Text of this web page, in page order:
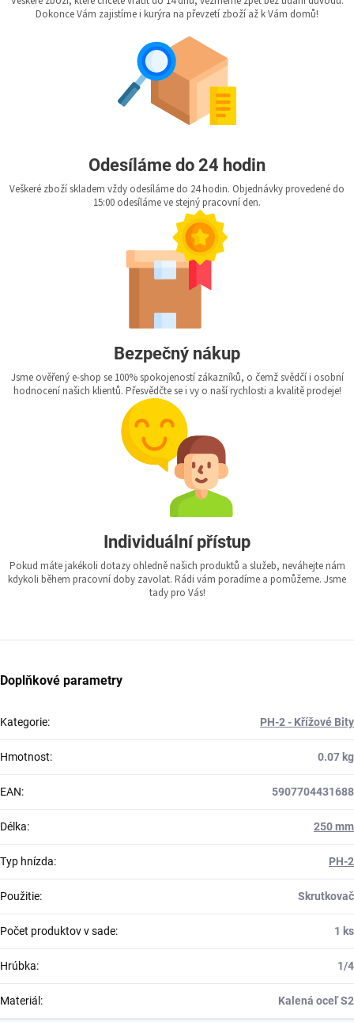
Dokonce Vám zajistíme i kurýra na převzetí zboží až k Vám domů!
Odesíláme do 24 hodin
Veškeré zboží skladem vždy odesíláme do 24 hodin. Objednávky provedené do
15:00 odesíláme ve stejný pracovní den.
Bezpečný nákup
Jsme ověřený e-shop se 100% spokojeností zákazníků, o čemž svědčí i osobní
hodnocení našich klientů. Přesvědčte se i vy o naší rychlosti a kvalitě prodeje!
Individuální přístup
Pokud máte jakékoli dotazy ohledně našich produktů a služeb, neváhejte nám
kdykoli během pracovní doby zavolat. Rádi vám poradíme a pomůžeme. Jsme
tady pro Vás!
Doplňkové parametry
Kategorie: PH-2 - Křížové Bity
Hmotnost: 0.07 kg
EAN: 5907704431688
Délka: 250 mm
Typ hnízda: PH-2
Použitie: Skrutkovač
Počet produktov v sade: 1 ks
Hrúbka: 1/4
Materiál : Kalená oceľ S2